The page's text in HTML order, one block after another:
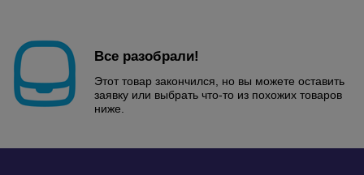
Все разобрали!
Этот товар закончился, но вы можете оставить
заявку или выбрать что-то из похожих товаров
ниже.